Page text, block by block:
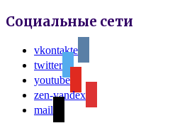
Социальные сети
vkontakte
twitter
youtube
zen-yandex
mail